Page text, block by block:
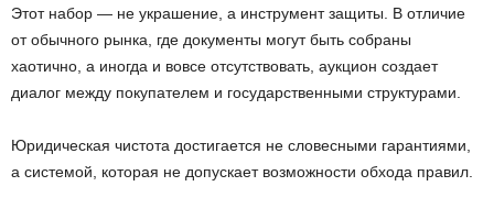
Этот набор — не украшение, а инструмент защиты. В отличие
от обычного рынка, где документы могут быть собраны
хаотично, а иногда и вовсе отсутствовать, аукцион создает
диалог между покупателем и государственными структурами.
Юридическая чистота достигается не словесными гарантиями,
а системой, которая не допускает возможности обхода правил.